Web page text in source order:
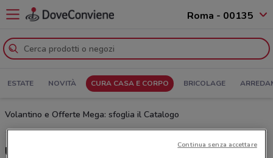
Roma - 00135
ESTATE NOVITÀ CURA CASA E CORPO BRICOLAGE
Volantino e Offerte Mega: sfoglia il Catalogo
Ultime offerte del volantino MegaContinua senza accettare